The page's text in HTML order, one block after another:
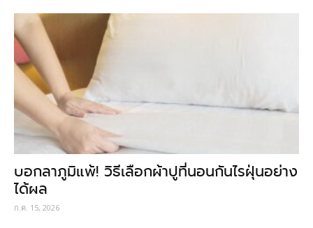
บอกลาภูมิแพ้! วิธีเลือกผ้าปูที่นอนกันไรฝุ่นอย่าง
ได้ผล
ก.ค. 15, 2026